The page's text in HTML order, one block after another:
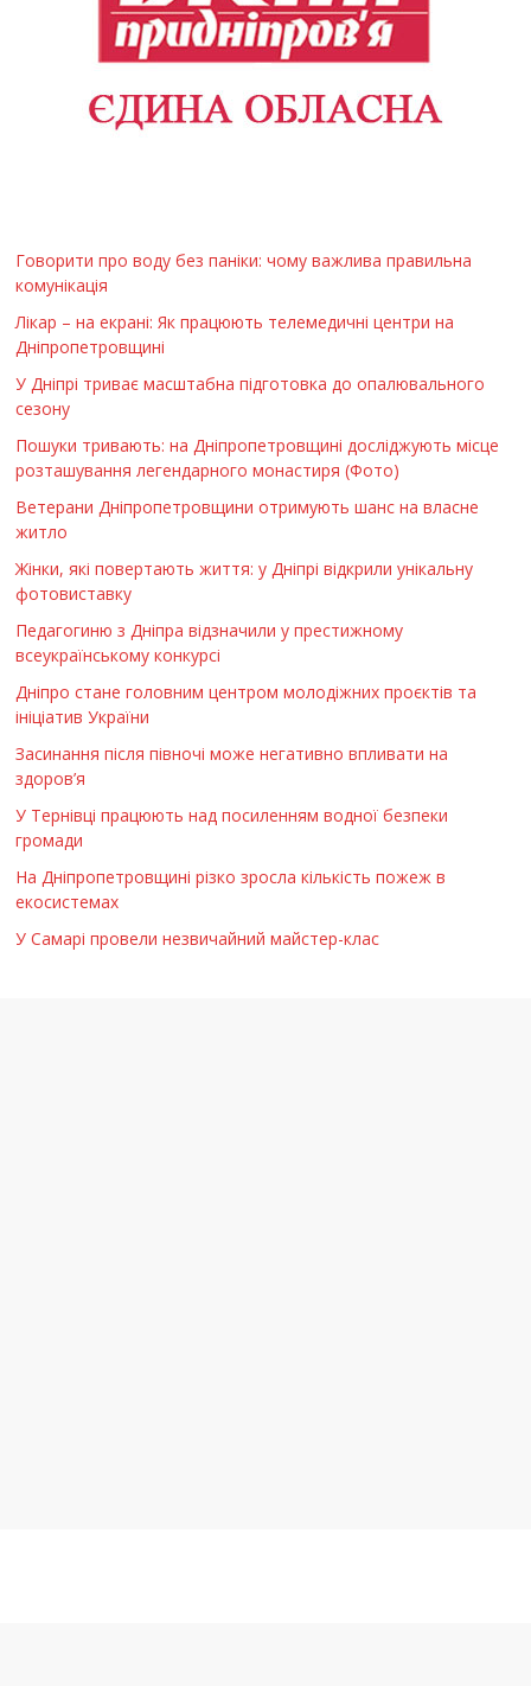
Говорити про воду без паніки: чому важлива правильна
комунікація
Лікар – на екрані: Як працюють телемедичні центри на
Дніпропетровщині
У Дніпрі триває масштабна підготовка до опалювального
сезону
Пошуки тривають: на Дніпропетровщині досліджують місце
розташування легендарного монастиря (Фото)
Ветерани Дніпропетровщини отримують шанс на власне
житло
Жінки, які повертають життя: у Дніпрі відкрили унікальну
фотовиставку
Педагогиню з Дніпра відзначили у престижному
всеукраїнському конкурсі
Дніпро стане головним центром молодіжних проєктів та
ініціатив України
Засинання після півночі може негативно впливати на
здоров’я
У Тернівці працюють над посиленням водної безпеки
громади
На Дніпропетровщині різко зросла кількість пожеж в
екосистемах
У Самарі провели незвичайний майстер-клас